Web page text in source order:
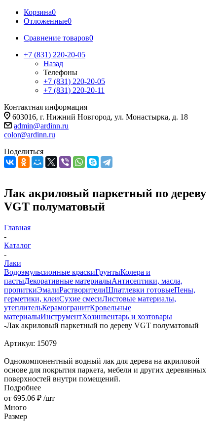
Корзина0
Отложенные0
Сравнение товаров0
+7 (831) 220-20-05
Назад
Телефоны
+7 (831) 220-20-05
+7 (831) 220-20-11
Контактная информация
603016, г. Нижний Новгород, ул. Монастырка, д. 18
admin@ardinn.ru
color@ardinn.ru
Поделиться
Лак акриловый паркетный по дереву
VGT полуматовый
Главная
-
Каталог
-
Лаки
Водоэмульсионные краскиГрунтыКолера и
пастыДекоративные материалыАнтисептики, масла,
пропиткиЭмалиРастворителиШпатлевки готовыеПены,
герметики, клеиСухие смесиЛистовые материалы,
утеплительКерамогранитКровельные
материалыИнструментХозинвентарь и хозтовары
-Лак акриловый паркетный по дереву VGT полуматовый
Артикул: 15079
Однокомпонентный водный лак для дерева на акриловой
основе для покрытия паркета, мебели и других деревянных
поверхностей внутри помещений.
Подробнее
от 695.06 ₽ /шт
Много
Размер